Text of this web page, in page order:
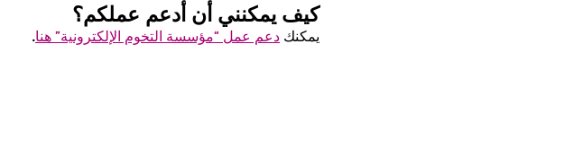
كيف يمكنني أن أدعم عملكم؟
يمكنك دعم عمل “مؤسسة التخوم الإلكترونية” هنا.